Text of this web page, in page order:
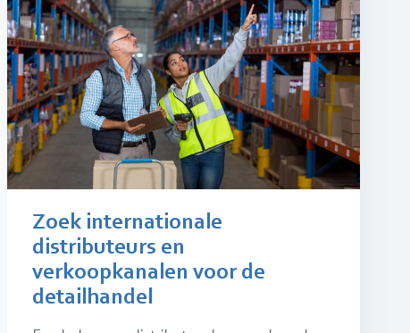
Zoek internationale
distributeurs en
verkoopkanalen voor de
detailhandel